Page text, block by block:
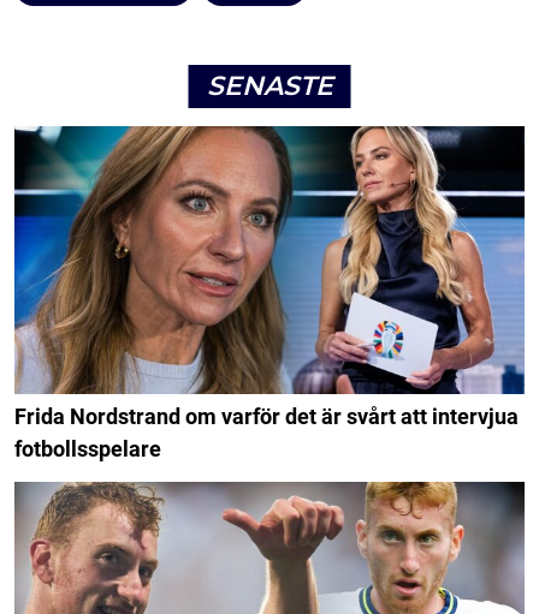
SENASTE
Frida Nordstrand om varför det är svårt att intervjua
fotbollsspelare